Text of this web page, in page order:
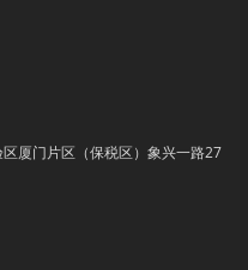
厦门片区（保税区）象兴一路27